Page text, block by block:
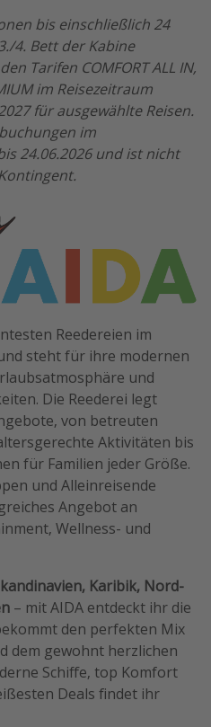
bis einschließlich 24
4. Bett der Kabine
Tarifen COMFORT ALL IN,
im Reisezeitraum
für ausgewählte Reisen.
im
24.06.2026 und ist nicht
Reedereien im
steht für ihre modernen
und
Die Reederei legt
von betreuten
Aktivitäten bis
für Familien jeder Größe.
und Alleinreisende
Angebot an
Wellness- und
Karibik, Nord-
– mit AIDA entdeckt ihr die
den perfekten Mix
dem gewohnt herzlichen
Schiffe, top Komfort
Deals findet ihr